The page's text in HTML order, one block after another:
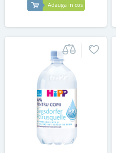
Adauga in cos